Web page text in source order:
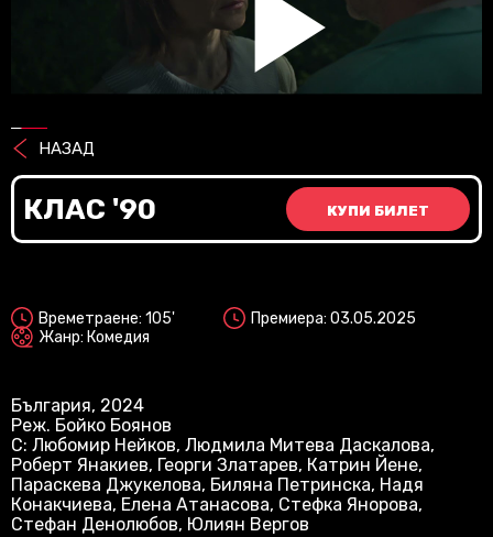
НАЗАД
КЛАС '90 КУПИ БИЛЕТ
Времетраене: 105'
Премиера: 03.05.2025
Жанр: Комедия
България, 2024
Реж. Бойко Боянов
С: Любомир Нейков, Людмила Митева Даскалова,
Роберт Янакиев, Георги Златарев, Катрин Йене,
Параскева Джукелова, Биляна Петринска, Надя
Конакчиева, Елена Атанасова, Стефка Янорова,
Стефан Денолюбов, Юлиян Вергов